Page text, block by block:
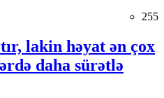
255
lakin həyat ən çox
daha sürətlə